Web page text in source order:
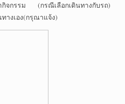
กิจกรรม (กรณีเลือกเดินทางกับรถ)
างเอง(กรุณาแจ้ง)